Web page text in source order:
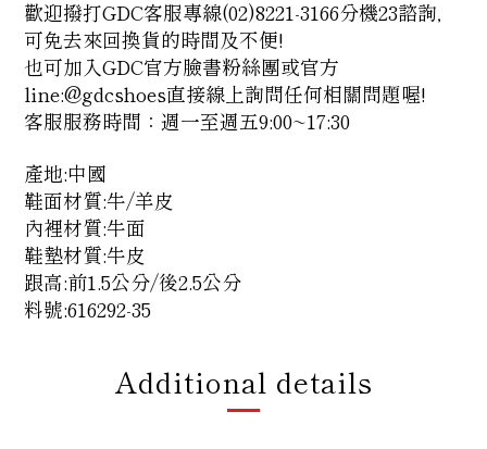
歡迎撥打GDC客服專線(02)8221-3166分機23諮詢，
可免去來回換貨的時間及不便!
也可加入GDC官方臉書粉絲團或官方
line:@gdcshoes直接線上詢問任何相關問題喔!
客服服務時間：週一至週五9:00~17:30
產地:中國
鞋面材質:牛/羊皮
內裡材質:牛面
鞋墊材質:牛皮
跟高:前1.5公分/後2.5公分
料號:616292-35
Additional details